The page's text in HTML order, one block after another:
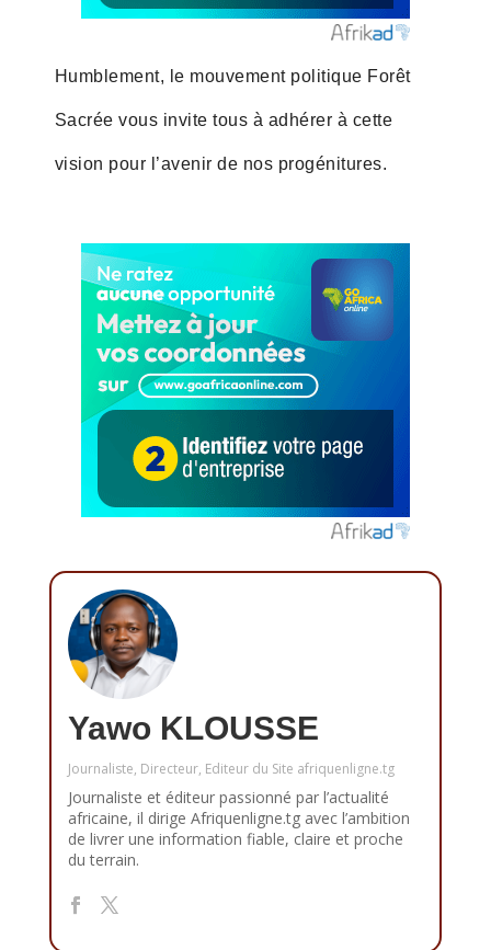
Humblement, le mouvement politique Forêt
Sacrée vous invite tous à adhérer à cette
vision pour l’avenir de nos progénitures.
Yawo KLOUSSE
Journaliste, Directeur, Editeur du Site afriquenligne.tg
Journaliste et éditeur passionné par l’actualité
africaine, il dirige Afriquenligne.tg avec l’ambition
de livrer une information fiable, claire et proche
du terrain.